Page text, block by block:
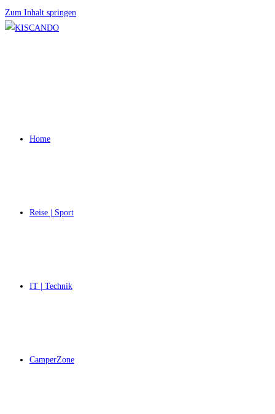
Zum Inhalt springen
Home
Reise | Sport
IT | Technik
CamperZone